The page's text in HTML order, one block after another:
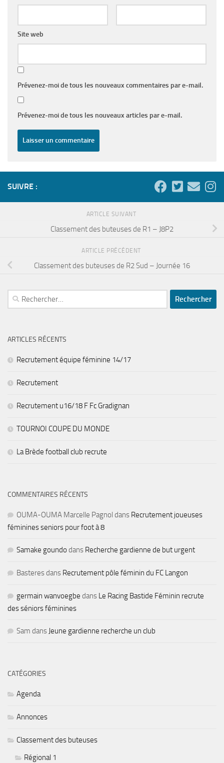
Site web
Prévenez-moi de tous les nouveaux commentaires par e-mail.
Prévenez-moi de tous les nouveaux articles par e-mail.
SUIVRE :
ARTICLE SUIVANT
Classement des buteuses de R1 – J8P2
ARTICLE PRÉCÉDENT
Classement des buteuses de R2 Sud – Journée 16
Rechercher :
ARTICLES RÉCENTS
Recrutement équipe féminine 14/17
Recrutement
Recrutement u16/18 F Fc Gradignan
TOURNOI COUPE DU MONDE
La Brède football club recrute
COMMENTAIRES RÉCENTS
OUMA-OUMA Marcelle Pagnol dans Recrutement joueuses
féminines seniors pour foot à 8
Samake goundo dans Recherche gardienne de but urgent
Basteresdans Recrutement pôle féminin du FC Langon
germain wanvoegbe dans Le Racing Bastide Féminin recrute
des séniors féminines
Sam dans Jeune gardienne recherche un club
CATÉGORIES
Agenda
Annonces
Classement des buteuses
Régional 1